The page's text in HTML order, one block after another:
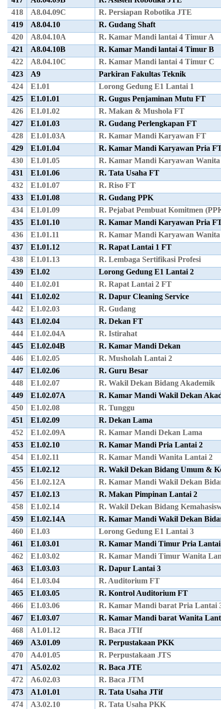
418
A8.04.09C
R. Persiapan Robotika JTE
419
A8.04.10
R. Gudang Shaft
420
A8.04.10A
R. Kamar Mandi lantai 4 Timur A
421
A8.04.10B
R. Kamar Mandi lantai 4 Timur B
422
A8.04.10C
R. Kamar Mandi lantai 4 Timur C
423
A9
Parkiran Fakultas Teknik
424
E1.01
Lorong Gedung E1 Lantai 1
425
E1.01.01
R. Gugus Penjaminan Mutu FT
426
E1.01.02
R. Makan & Mushola FT
427
E1.01.03
R. Gudang Perlengkapan FT
428
E1.01.03A
R. Kamar Mandi Karyawan FT
429
E1.01.04
R. Kamar Mandi Karyawan Pria
430
E1.01.05
R. Kamar Mandi Karyawan
431
E1.01.06
R. Tata Usaha FT
432
E1.01.07
R. Riso FT
433
E1.01.08
R. Gudang PPK
434
E1.01.09
R. Pejabat Pembuat Komitmen
435
E1.01.10
R. Kamar Mandi Karyawan Pria
436
E1.01.11
R. Kamar Mandi Karyawan
437
E1.01.12
R. Rapat Lantai 1 FT
438
E1.01.13
R. Lembaga Sertifikasi Profesi
439
E1.02
Lorong Gedung E1 Lantai 2
440
E1.02.01
R. Rapat Lantai 2 FT
441
E1.02.02
R. Dapur Cleaning Service
442
E1.02.03
R. Gudang
443
E1.02.04
R. Dekan FT
444
E1.02.04A
R. Istirahat
445
E1.02.04B
R. Kamar Mandi Dekan
446
E1.02.05
R. Musholah Lantai 2
447
E1.02.06
R. Guru Besar
448
E1.02.07
R. Wakil Dekan Bidang Akademik
449
E1.02.07A
R. Kamar Mandi Wakil Dekan
450
E1.02.08
R. Tunggu
451
E1.02.09
R. Dekan Lama
452
E1.02.09A
R. Kamar Mandi Dekan Lama
453
E1.02.10
R. Kamar Mandi Pria Lantai 2
454
E1.02.11
R. Kamar Mandi Wanita Lantai 2
455
E1.02.12
R. Wakil Dekan Bidang Umum &
456
E1.02.12A
R. Kamar Mandi Wakil Dekan
457
E1.02.13
R. Makan Pimpinan Lantai 2
458
E1.02.14
R. Wakil Dekan Bidang
459
E1.02.14A
R. Kamar Mandi Wakil Dekan
460
E1.03
Lorong Gedung E1 Lantai 3
461
E1.03.01
R. Kamar Mandi Timur Pria
462
E1.03.02
R. Kamar Mandi Timur Wanita
463
E1.03.03
R. Dapur Lantai 3
464
E1.03.04
R. Auditorium FT
465
E1.03.05
R. Kontrol Auditorium FT
466
E1.03.06
R. Kamar Mandi barat Pria Lantai
467
E1.03.07
R. Kamar Mandi barat Wanita
468
A1.01.12
R. Baca JTIf
469
A3.01.09
R. Perpustakaan PKK
470
A4.01.05
R. Perpustakaan JTS
471
A5.02.02
R. Baca JTE
472
A6.02.03
R. Baca JTM
473
A1.01.01
R. Tata Usaha JTif
474
A3.02.10
R. Tata Usaha PKK